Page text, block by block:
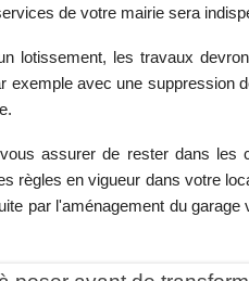
de votre mairie sera
lotissement, les travaux
exemple avec une suppression
assurer de rester dans
règles en vigueur dans votre
par l'aménagement du